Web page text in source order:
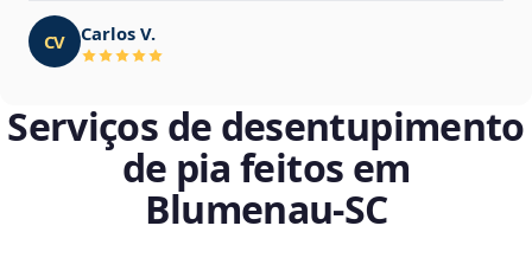
CV Carlos V.
Serviços de desentupimento
de pia feitos em
Blumenau‑SC